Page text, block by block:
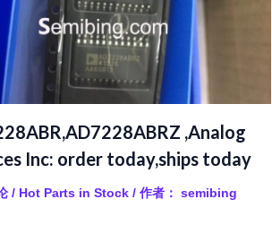
,Analog
Inc: order today,ships today
/ Hot Parts in Stock/ 作者： semibing